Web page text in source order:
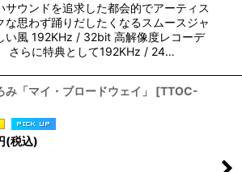
サウンドを追求した都会的でアーティス
な思わず踊りだしたくなるスムースジャ
い風 192KHz / 32bit 高解像度レコーデ
さらに特典として192KHz / 24…
み「マイ・ブロードウェイ」 [TTOC-
(税込)